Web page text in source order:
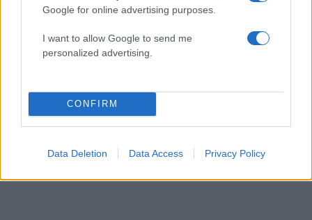
Google for online advertising purposes.
I want to allow Google to send me
personalized advertising.
CONFIRM
Data Deletion Data Access Privacy Policy
Μάθε ποιοι θα είναι υποψήφιοι στα Mad
Video Music Awards 2012